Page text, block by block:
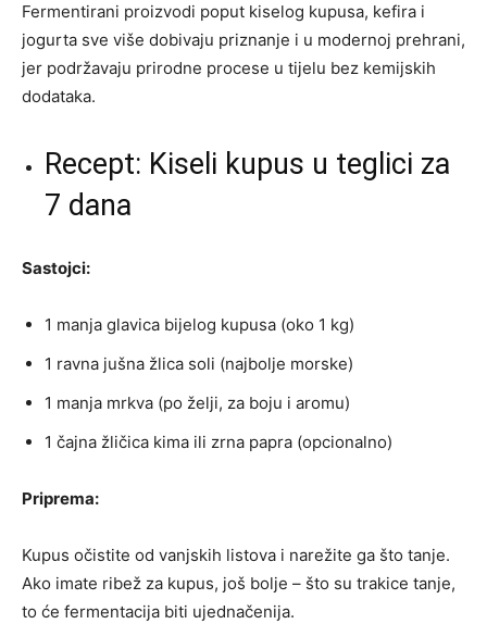
Fermentirani proizvodi poput kiselog kupusa, kefira i
jogurta sve više dobivaju priznanje i u modernoj prehrani,
jer podržavaju prirodne procese u tijelu bez kemijskih
dodataka.
Recept: Kiseli kupus u teglici za
7 dana
Sastojci:
1 manja glavica bijelog kupusa (oko 1 kg)
1 ravna jušna žlica soli (najbolje morske)
1 manja mrkva (po želji, za boju i aromu)
1 čajna žličica kima ili zrna papra (opcionalno)
Priprema:
Kupus očistite od vanjskih listova i narežite ga što tanje.
Ako imate ribež za kupus, još bolje – što su trakice tanje,
to će fermentacija biti ujednačenija.